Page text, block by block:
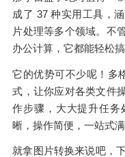
成了 37 种实用工具，
片处理等多个领域。不
办公计算，它都能轻松搞
它的优势可不少呢！多
式，让你应对各类文件
作步骤，大大提升任务
晰，操作简便，一站式
就拿图片转换来说吧，